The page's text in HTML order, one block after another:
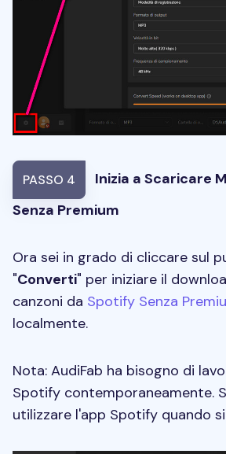
PASSO 4
Inizia a Scaricare
Senza Premium
Ora sei in grado di cliccare sul
"Converti" per iniziare il
canzoni da Spotify Senza
localmente.
Nota: AudiFab ha bisogno di
Spotify contemporaneamente.
utilizzare l'app Spotify quando